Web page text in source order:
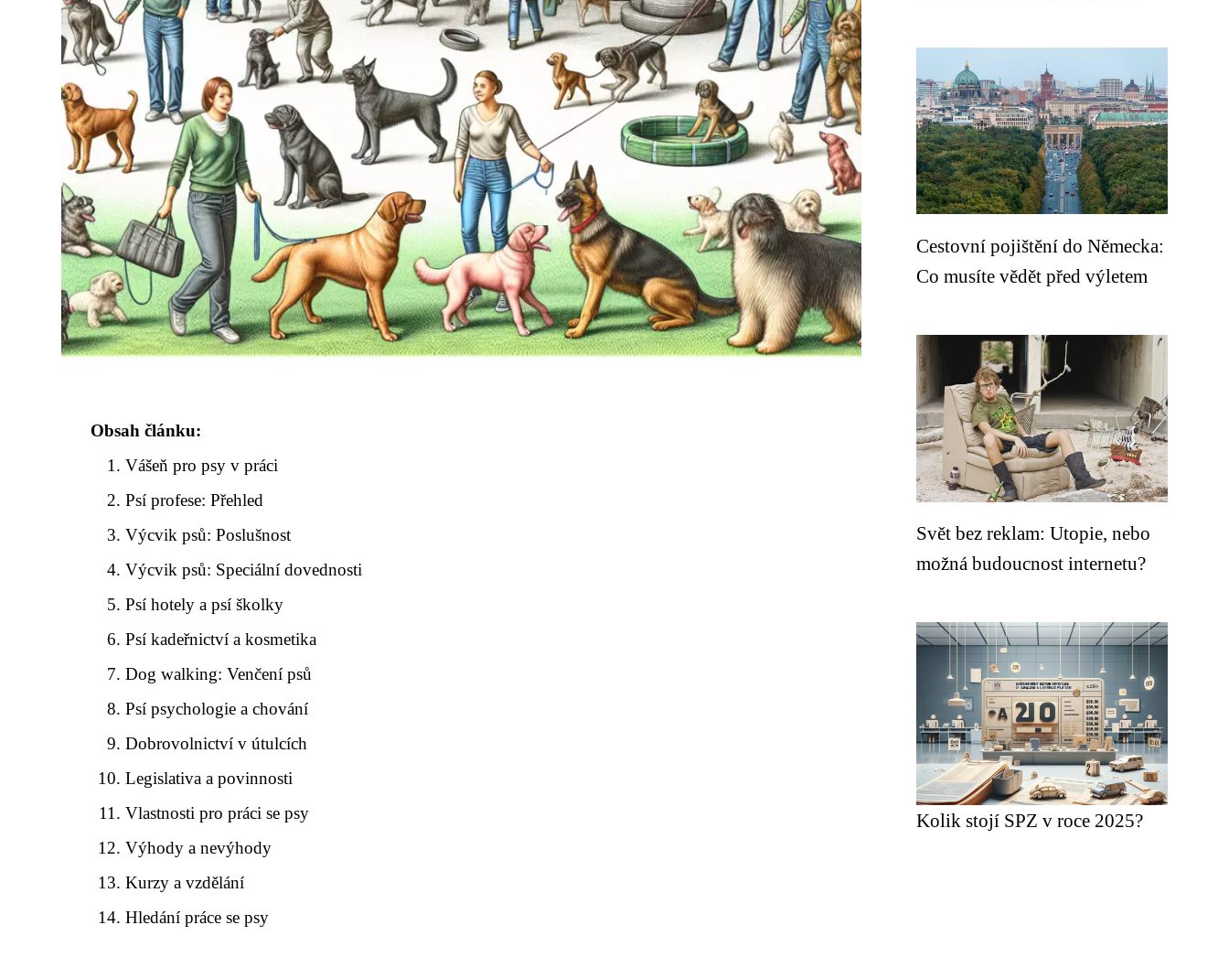
Obsah článku:
Vášeň pro psy v práci
Psí profese: Přehled
Výcvik psů: Poslušnost
Výcvik psů: Speciální dovednosti
Psí hotely a psí školky
Psí kadeřnictví a kosmetika
Dog walking: Venčení psů
Psí psychologie a chování
Dobrovolnictví v útulcích
Legislativa a povinnosti
Vlastnosti pro práci se psy
Výhody a nevýhody
Kurzy a vzdělání
Hledání práce se psy
Cestovní pojištění do Německa:
Co musíte vědět před výletem
Svět bez reklam: Utopie, nebo
možná budoucnost internetu?
Kolik stojí SPZ v roce 2025?